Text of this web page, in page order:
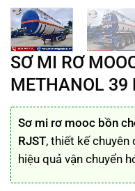
SƠ MI RƠ
METHANOL 39
Sơ mi rơ mooc bồn
RJST, thiết kế chuyên
hiệu quả vận chuyển